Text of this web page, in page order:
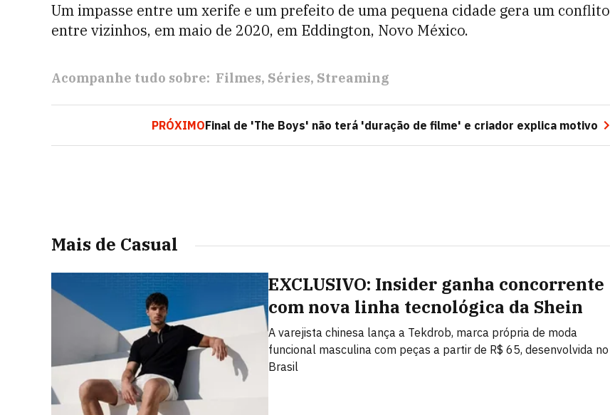
Um impasse entre um xerife e um prefeito de uma pequena cidade gera um conflito
entre vizinhos, em maio de 2020, em Eddington, Novo México.
Acompanhe tudo sobre: Filmes Séries Streaming
PRÓXIMOFinal de 'The Boys' não terá 'duração de filme' e criador explica motivo
Mais de Casual
EXCLUSIVO: Insider ganha concorrente
com nova linha tecnológica da Shein
A varejista chinesa lança a Tekdrob, marca própria de moda
funcional masculina com peças a partir de R$ 65, desenvolvida no
Brasil